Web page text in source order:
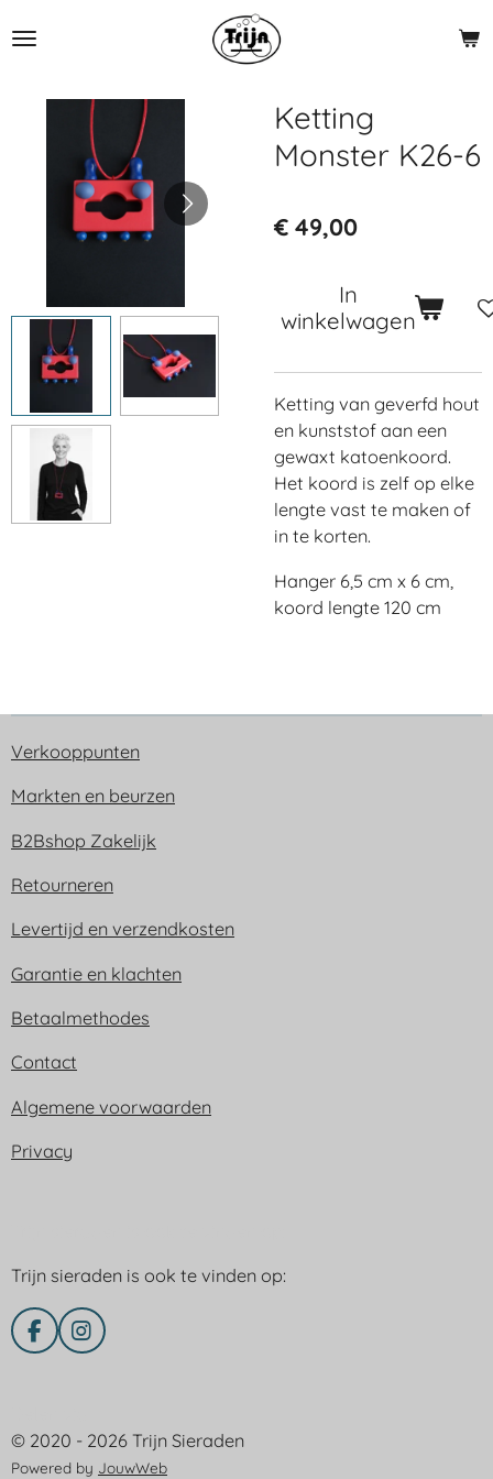
direct
hoofdinhoud
Ketting
Monster K26-6
€ 49,00
In
winkelwagen
Ketting van geverfd hout
en kunststof aan een
gewaxt katoenkoord.
Het koord is zelf op elke
lengte vast te maken of
in te korten.
Hanger 6,5 cm x 6 cm,
koord lengte 120 cm
Verkooppunten
Markten en beurzen
B2Bshop Zakelijk
Retourneren
Levertijd en verzendkosten
Garantie en klachten
Betaalmethodes
Contact
Algemene voorwaarden
Privacy
Trijn sieraden is ook te vinden op:
F
a
o
o
I
n
g
r
© 2020 - 2026 Trijn Sieraden
Powered by JouwWeb